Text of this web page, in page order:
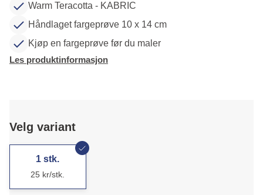
Warm Teracotta - KABRIC
Håndlaget fargeprøve 10 x 14 cm
Kjøp en fargeprøve før du maler
Les produktinformasjon
Velg variant
1 stk.
25 kr/stk.